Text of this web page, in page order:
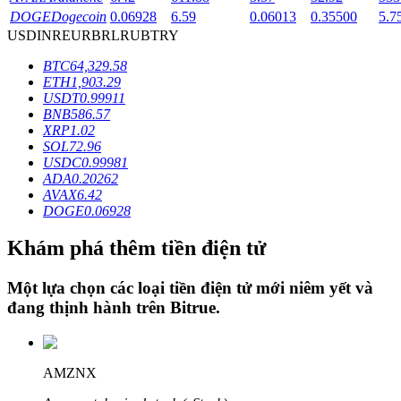
Đầu tư độc quyền cho người nắm giữ BTR
Dịch vụ vay được hỗ trợ bằng tiền điện tử
DOGEDogecoin 0.06928 6.59 0.06013 0.35500
USDINREURBRLRUBTRY
BTC64,329.58
ETH1,903.29
USDT0.99911
BNB586.57
XRP1.02
SOL72.96
USDC0.99981
ADA0.20262
AVAX6.42
DOGE0.06928
Khám phá thêm tiền điện tử
Một lựa chọn các loại tiền điện tử mới niêm yết và
đang thịnh hành trên Bitrue.
AMZNX